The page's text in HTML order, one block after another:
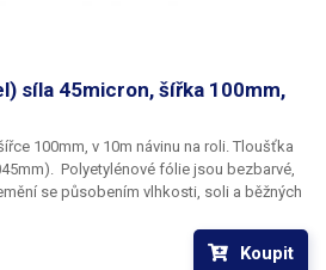
síla 45micron, šířka 100mm,
100mm, v 10m návinu na roli. Tloušťka
fólie jsou bezbarvé,
se působením vlhkosti, soli a běžných
Fólie je vhodná pro výrobu pytlů, sáčků a
jsou zdravotně nezávadné, 100%Koupit